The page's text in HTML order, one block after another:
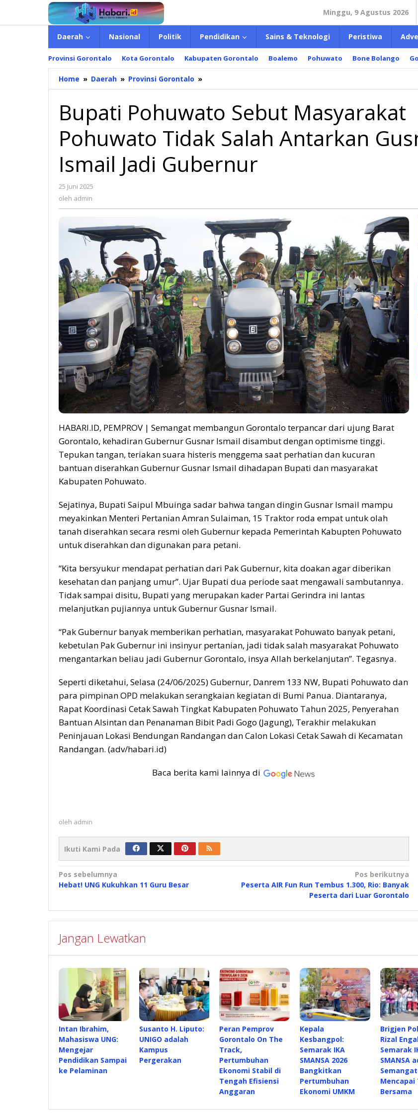
konten
Minggu, 9 Agustus 2026
Daerah Nasional Politik Pendidikan Sains & Teknologi Peristiwa
Provinsi Gorontalo Kota Gorontalo Kabupaten Gorontalo Boalemo Pohuwato Bone Bolango
Home » Daerah » Provinsi Gorontalo »
Pohuwato
Masyarakat
Pohuwato
Tidak
Salah
Gusnar
Ismail
Bupati Pohuwato Sebut Masyarakat
Pohuwato Tidak Salah Antarkan
Ismail Jadi Gubernur
25 Juni 2025
oleh admin
HABARI.ID, PEMPROV | Semangat membangun Gorontalo terpancar dari ujung Barat
Gorontalo, kehadiran Gubernur Gusnar Ismail disambut dengan optimisme tinggi.
Tepukan tangan, teriakan suara histeris menggema saat perhatian dan kucuran
bantuan diserahkan Gubernur Gusnar Ismail dihadapan Bupati dan masyarakat
Kabupaten Pohuwato.
Sejatinya, Bupati Saipul Mbuinga sadar bahwa tangan dingin Gusnar Ismail mampu
meyakinkan Menteri Pertanian Amran Sulaiman, 15 Traktor roda empat untuk olah
tanah diserahkan secara resmi oleh Gubernur kepada Pemerintah Kabupten Pohuwato
untuk diserahkan dan digunakan para petani.
“Kita bersyukur mendapat perhatian dari Pak Gubernur, kita doakan agar diberikan
kesehatan dan panjang umur”. Ujar Bupati dua periode saat mengawali sambutannya.
Tidak sampai disitu, Bupati yang merupakan kader Partai Gerindra ini lantas
melanjutkan pujiannya untuk Gubernur Gusnar Ismail.
“Pak Gubernur banyak memberikan perhatian, masyarakat Pohuwato banyak petani,
kebetulan Pak Gubernur ini insinyur pertanian, jadi tidak salah masyarakat Pohuwato
mengantarkan beliau jadi Gubernur Gorontalo, insya Allah berkelanjutan”. Tegasnya.
Seperti diketahui, Selasa (24/06/2025) Gubernur, Danrem 133 NW, Bupati Pohuwato dan
para pimpinan OPD melakukan serangkaian kegiatan di Bumi Panua. Diantaranya,
Rapat Koordinasi Cetak Sawah Tingkat Kabupaten Pohuwato Tahun 2025, Penyerahan
Bantuan Alsintan dan Penanaman Bibit Padi Gogo (Jagung), Terakhir melakukan
Peninjauan Lokasi Bendungan Randangan dan Calon Lokasi Cetak Sawah di Kecamatan
Randangan. (adv/habari.id)
Baca berita kami lainnya di
oleh admin
Ikuti Kami Pada
Navigasi
pos
Pos sebelumnya
Hebat! UNG Kukuhkan 11 Guru Besar
Pos berikutnya
Peserta AIR Fun Run Tembus 1.300, Rio: Banyak
Peserta dari Luar Gorontalo
Jangan Lewatkan
Intan Ibrahim,
Mahasiswa UNG:
Mengejar
Pendidikan Sampai
ke Pelaminan
Susanto H. Liputo:
UNIGO adalah
Kampus
Pergerakan
Peran Pemprov
Gorontalo On The
Track,
Pertumbuhan
Ekonomi Stabil di
Tengah Efisiensi
Anggaran
Kepala
Kesbangpol:
Semarak IKA
SMANSA 2026
Bangkitkan
Pertumbuhan
Ekonomi UMKM
Brigjen
Rizal
Semarak
SMANSA
Semangat
Mencapai
Bersama